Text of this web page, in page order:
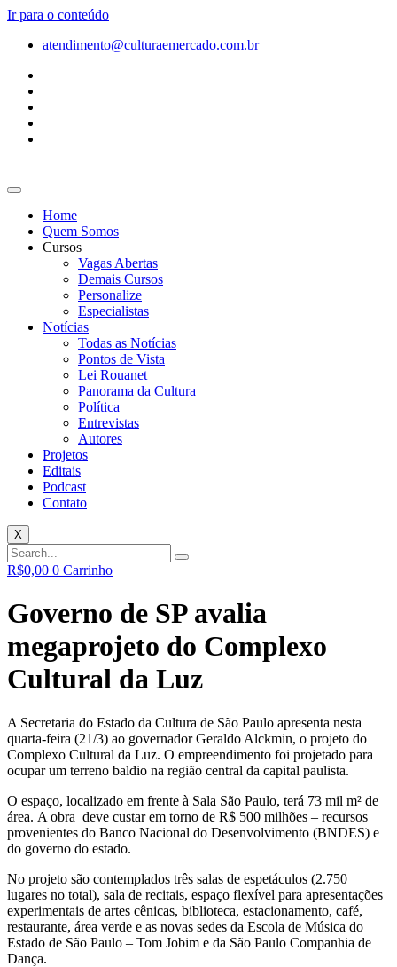
Ir para o conteúdo
atendimento@culturaemercado.com.br
Home
Quem Somos
Cursos
Vagas Abertas
Demais Cursos
Personalize
Especialistas
Notícias
Todas as Notícias
Pontos de Vista
Lei Rouanet
Panorama da Cultura
Política
Entrevistas
Autores
Projetos
Editais
Podcast
Contato
X
R$0,00 0 Carrinho
Governo de SP avalia
megaprojeto do Complexo
Cultural da Luz
A Secretaria do Estado da Cultura de São Paulo apresenta nesta
quarta-feira (21/3) ao governador Geraldo Alckmin, o projeto do
Complexo Cultural da Luz. O empreendimento foi projetado para
ocupar um terreno baldio na região central da capital paulista.
O espaço, localizado em frente à Sala São Paulo, terá 73 mil m² de
área. A obra deve custar em torno de R$ 500 milhões – recursos
provenientes do Banco Nacional do Desenvolvimento (BNDES) e
do governo do estado.
No projeto são contemplados três salas de espetáculos (2.750
lugares no total), sala de recitais, espaço flexível para apresentações
experimentais de artes cênicas, biblioteca, estacionamento, café,
restaurante, área verde e as novas sedes da Escola de Música do
Estado de São Paulo – Tom Jobim e da São Paulo Companhia de
Dança.